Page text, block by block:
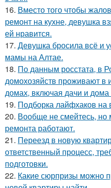
16. Вместо того чтобы
ремонт на кухне, девушка
ей нравится.
17. Девушка бросила всё и
мамы на Алтае.
18. По данным росстата, в
домохозяйств проживают
домах, включая дачи и
19. Подборка лайфхаков на
20. Вообще не смейтесь, но
ремонта работают.
21. Переезд в новую
ответственный процесс,
подготовки.
22. Какие сюрпризы можно